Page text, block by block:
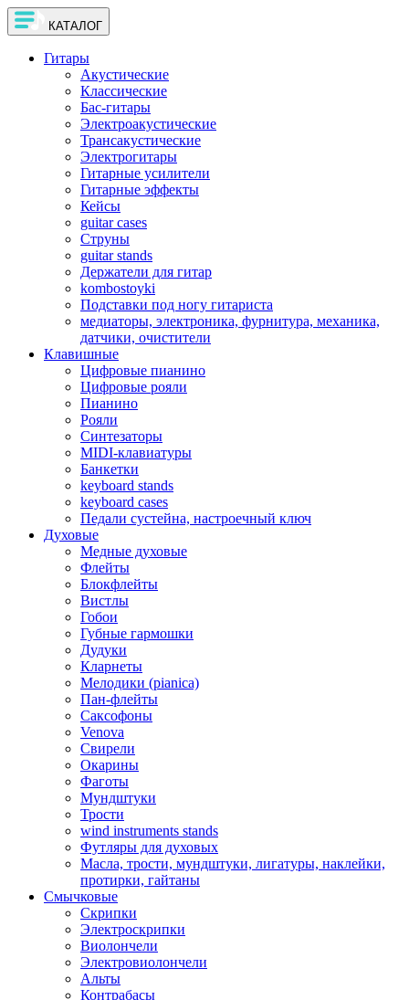
КАТАЛОГ
Гитары
Акустические
Классические
Бас-гитары
Электроакустические
Трансакустические
Электрогитары
Гитарные усилители
Гитарные эффекты
Кейсы
guitar cases
Струны
guitar stands
Держатели для гитар
kombostoyki
Подставки под ногу гитариста
медиаторы, электроника, фурнитура, механика,
датчики, очистители
Клавишные
Цифровые пианино
Цифровые рояли
Пианино
Рояли
Синтезаторы
MIDI-клавиатуры
Банкетки
keyboard stands
keyboard cases
Педали сустейна, настроечный ключ
Духовые
Медные духовые
Флейты
Блокфлейты
Вистлы
Гобои
Губные гармошки
Дудуки
Кларнеты
Мелодики (pianica)
Пан-флейты
Саксофоны
Venova
Свирели
Окарины
Фаготы
Мундштуки
Трости
wind instruments stands
Футляры для духовых
Масла, трости, мундштуки, лигатуры, наклейки,
протирки, гайтаны
Смычковые
Скрипки
Электроскрипки
Виолончели
Электровиолончели
Альты
Контрабасы